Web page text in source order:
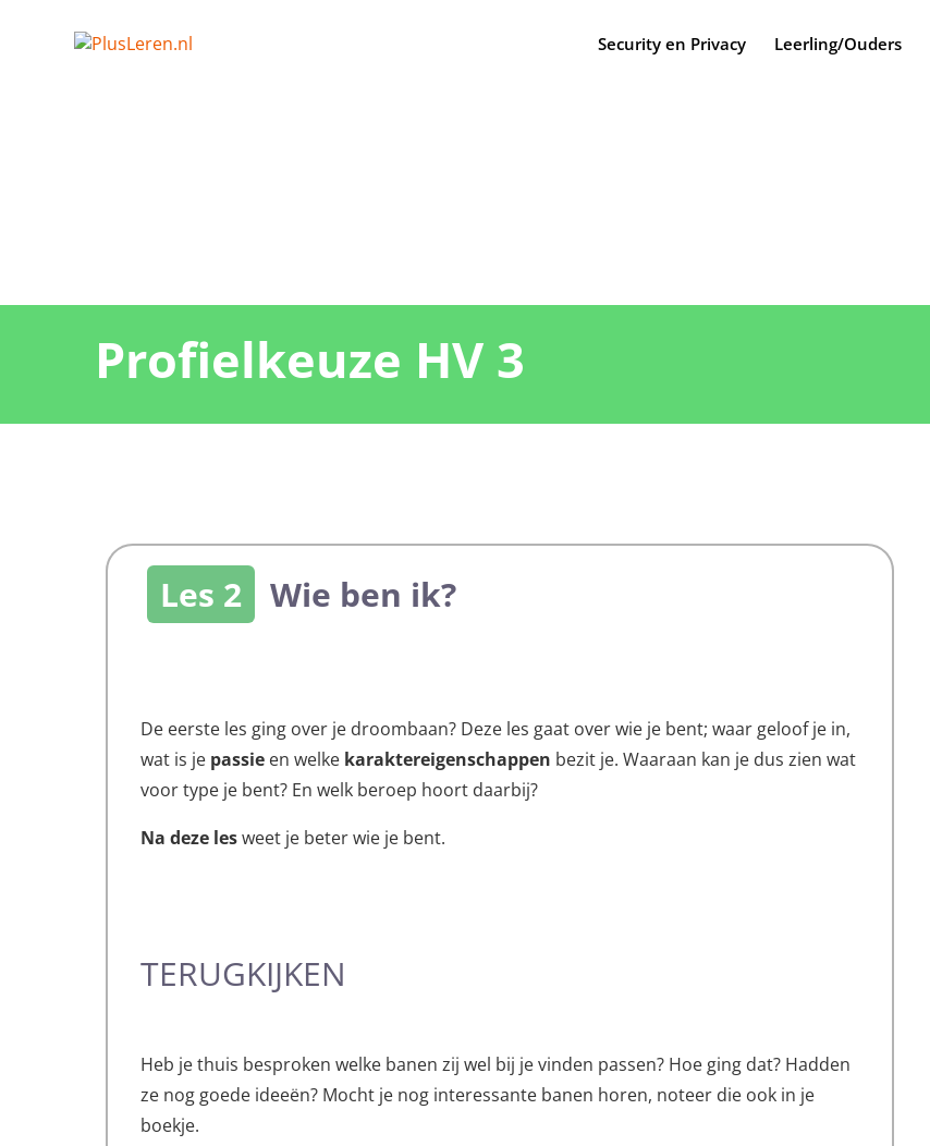
Security en Privacy Leerling/Ouders
Profielkeuze HV 3
Les 2 Wie ben ik?
De eerste les ging over je droombaan? Deze les gaat over wie je bent; waar geloof je in,
wat is je passie en welke karaktereigenschappen bezit je. Waaraan kan je dus zien wat
voor type je bent? En welk beroep hoort daarbij?
Na deze lesweet je beter wie je bent.
TERUGKIJKEN
Heb je thuis besproken welke banen zij wel bij je vinden passen? Hoe ging dat? Hadden
ze nog goede ideeën? Mocht je nog interessante banen horen, noteer die ook in je
boekje.